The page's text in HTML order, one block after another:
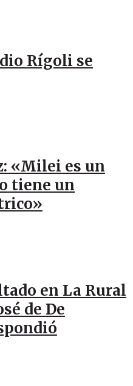
Rígoli se
«Milei es un
tiene un
en La Rural
de De